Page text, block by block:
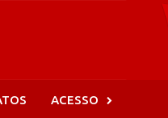
ACESSO